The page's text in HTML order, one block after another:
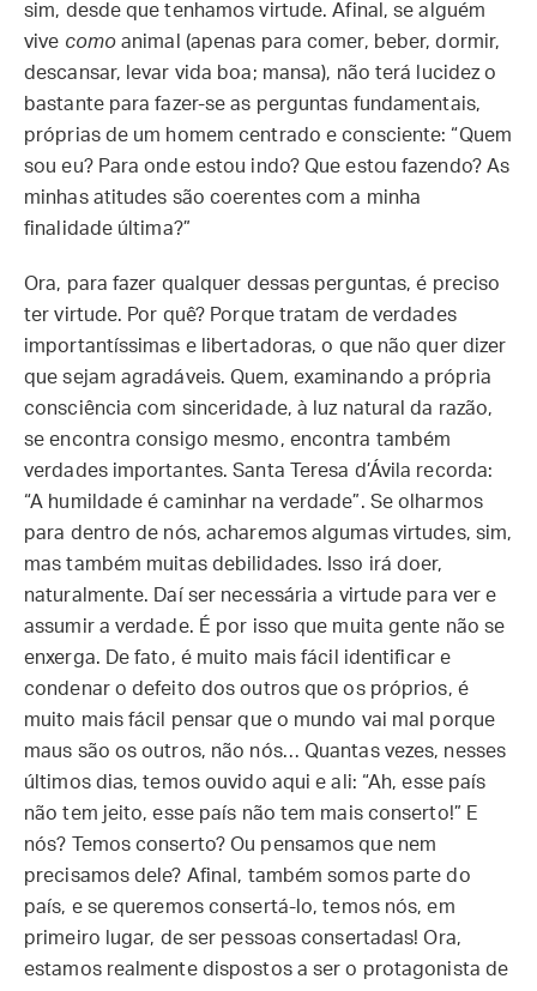
sim, desde que tenhamos virtude. Afinal, se alguém
vive comoanimal (apenas para comer, beber, dormir,
descansar, levar vida boa; mansa), não terá lucidez o
bastante para fazer-se as perguntas fundamentais,
próprias de um homem centrado e consciente: “Quem
sou eu? Para onde estou indo? Que estou fazendo? As
minhas atitudes são coerentes com a minha
finalidade última?”
Ora, para fazer qualquer dessas perguntas, é preciso
ter virtude. Por quê? Porque tratam de verdades
importantíssimas e libertadoras, o que não quer dizer
que sejam agradáveis. Quem, examinando a própria
consciência com sinceridade, à luz natural da razão,
se encontra consigo mesmo, encontra também
verdades importantes. Santa Teresa d’Ávila recorda:
“A humildade é caminhar na verdade”. Se olharmos
para dentro de nós, acharemos algumas virtudes, sim,
mas também muitas debilidades. Isso irá doer,
naturalmente. Daí ser necessária a virtude para ver e
assumir a verdade. É por isso que muita gente não se
enxerga. De fato, é muito mais fácil identificar e
condenar o defeito dos outros que os próprios, é
muito mais fácil pensar que o mundo vai mal porque
maus são os outros, não nós… Quantas vezes, nesses
últimos dias, temos ouvido aqui e ali: “Ah, esse país
não tem jeito, esse país não tem mais conserto!” E
nós? Temos conserto? Ou pensamos que nem
precisamos dele? Afinal, também somos parte do
país, e se queremos consertá-lo, temos nós, em
primeiro lugar, de ser pessoas consertadas! Ora,
estamos realmente dispostos a ser o protagonista de